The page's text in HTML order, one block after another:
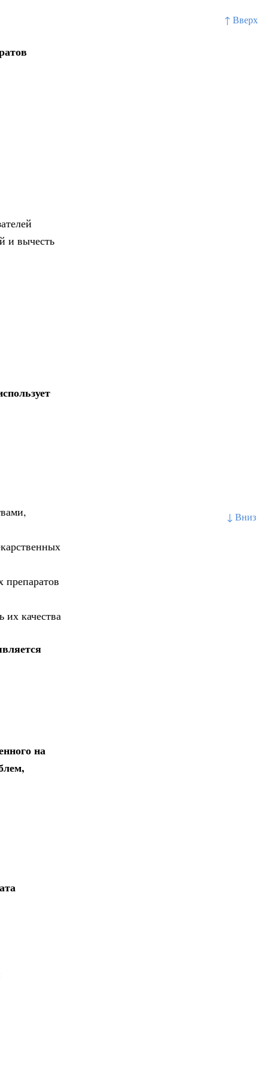
↑ Вверх
↓ Вниз
и вычесть
препаратов
их качества
на